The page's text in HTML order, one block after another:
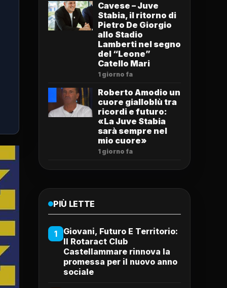
Cavese – Juve
Stabia, il ritorno di
Pietro De Giorgio
allo Stadio
Lamberti nel segno
del “Leone”
Catello Mari
1 giorno fa
Roberto Amodio un
cuore gialloblù tra
ricordi e futuro:
«La Juve Stabia
sarà sempre nel
mio cuore»
1 giorno fa
PIÙ LETTE
1
Giovani, Futuro E Territorio:
Il Rotaract Club
Castellammare rinnova la
promessa per il nuovo anno
sociale